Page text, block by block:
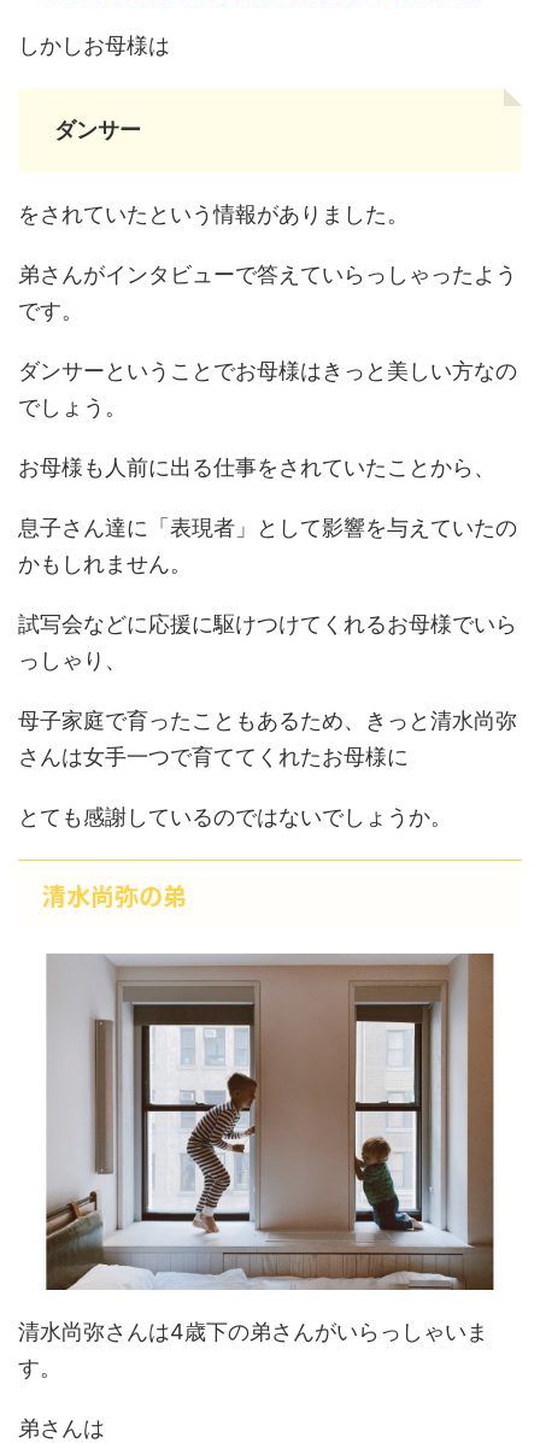
しかしお母様は
ダンサー
をされていたという情報がありました。
弟さんがインタビューで答えていらっしゃったよう
です。
ダンサーということでお母様はきっと美しい方なの
でしょう。
お母様も人前に出る仕事をされていたことから、
息子さん達に「表現者」として影響を与えていたの
かもしれません。
試写会などに応援に駆けつけてくれるお母様でいら
っしゃり、
母子家庭で育ったこともあるため、きっと清水尚弥
さんは女手一つで育ててくれたお母様に
とても感謝しているのではないでしょうか。
清水尚弥の弟
清水尚弥さんは4歳下の弟さんがいらっしゃいま
す。
弟さんは